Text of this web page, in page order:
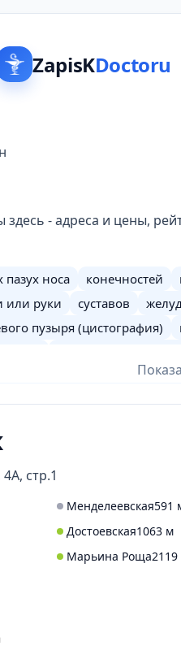
ZapisKDoctoru
- адреса и цены,
носа конечностей
или руки суставов
пузыря (цистография)
железы (дуктография)
бронхография
сустава
поясничного
стр.1
Менделеевская591
Достоевская1063 м
Марьина Роща